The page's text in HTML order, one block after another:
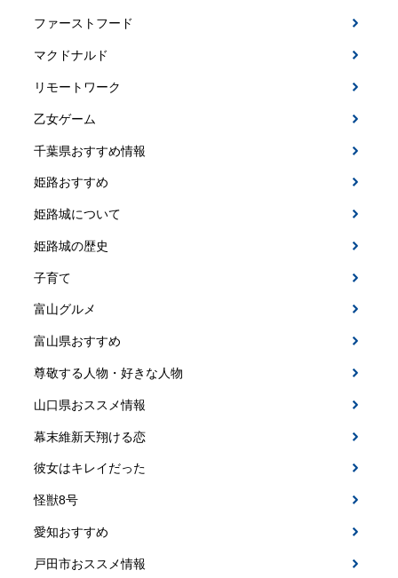
ファーストフード
マクドナルド
リモートワーク
乙女ゲーム
千葉県おすすめ情報
姫路おすすめ
姫路城について
姫路城の歴史
子育て
富山グルメ
富山県おすすめ
尊敬する人物・好きな人物
山口県おススメ情報
幕末維新天翔ける恋
彼女はキレイだった
怪獣8号
愛知おすすめ
戸田市おススメ情報